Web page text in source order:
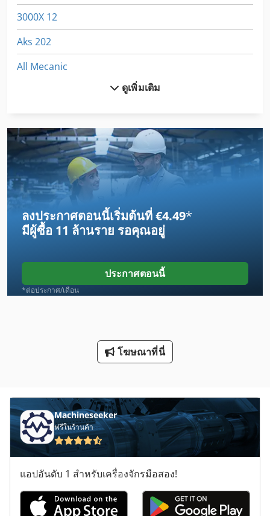
3000X 12
Aks 202
All Mecanic
Egv 12
Eisele Kms 090
Emu 200
Fmu
Frm D Midi
Gmc
Gmx 200 Linear
Mab 100
Muller Martini
Mvh 5 1 4 B
Saf Mig
ดูเพิ่มเติม
ลงประกาศตอนนี้เริ่มต้นที่ €4.49*
มีผู้ซื้อ 11 ล้านราย รอคุณอยู่
ประกาศตอนนี้
*ต่อประกาศ/เดือน
โฆษณาที่นี่
Machineseeker
ฟรีในร้านค้า
แอปอันดับ 1 สำหรับเครื่องจักรมือสอง!